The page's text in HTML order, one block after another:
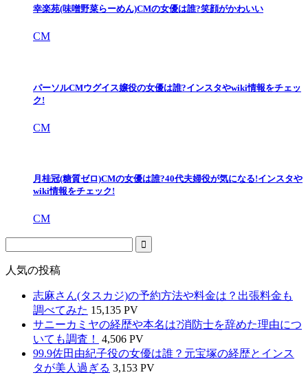
幸楽苑(味噌野菜らーめん)CMの女優は誰?笑顔がかわいい
CM
パーソルCMウグイス嬢役の女優は誰?インスタやwiki情報をチェッ
ク!
CM
月桂冠(糖質ゼロ)CMの女優は誰?40代夫婦役が気になる!インスタや
wiki情報をチェック!
CM
人気の投稿
志麻さん(タスカジ)の予約方法や料金は？出張料金も
調べてみた 15,135 PV
サニーカミヤの経歴や本名は?消防士を辞めた理由につ
いても調査！
4,506 PV
99.9佐田由紀子役の女優は誰？元宝塚の経歴とインス
タが美人過ぎる 3,153 PV